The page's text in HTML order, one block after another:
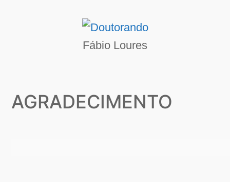
Fábio Loures
AGRADECIMENTO